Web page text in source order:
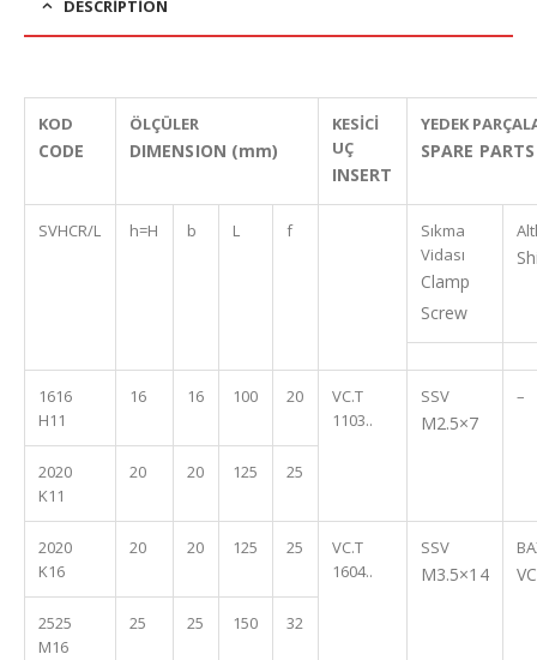
DESCRIPTION
KOD
CODE
ÖLÇÜLER
DIMENSION (mm)
KESİCİ
UÇ
INSERT
YEDEK
SPARE PARTS
SVHCR/L h=H b L f
Sıkma
Vidası
Clamp
Screw
1616
H11
16 16 100 20
VC.T
1103..
SSV
M2.5×7
–
2020
K11
20 20 125 25
2020
K16
20 20 125 25
VC.T
1604..
SSV
M3.5×14
2525
M16
25 25 150 32